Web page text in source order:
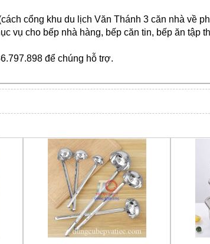
cổng khu du lịch Văn Thánh 3 căn nhà về
vụ cho bếp nhà hàng, bếp căn tin, bếp ăn tập
để chúng hỗ trợ.